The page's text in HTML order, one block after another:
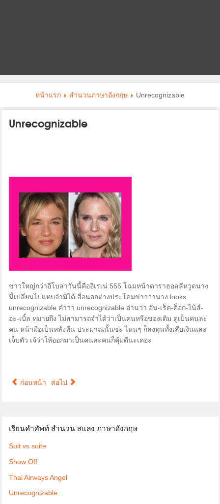
หน้าแรก สำนวนภาษาอังกฤษ Unrecognizable
Unrecognizable
ข่าวใหญ่กว่าอีโบล่าวันนี้คืออีเรเน่ 555 โฉมหน้าดาราฮอลลีหวูดนาง
นี้เปลี่ยนไปแทบจำมิได้ สื่อนอกต่างประโคมข่าวว่านาง looks
unrecognizable คำว่า unrecognizable อ่านว่า อัน-เร็ค-ค็อก-ไน้ส์-
อะ-เบิ้ล หมายถึง ไม่สามารถจำได้ว่าเป็นคนหรือของเดิม ดูเป็นคนละ
คน หน้ามือเป็นหลังทีน ประมาณนั้นข่ะ ไหนๆ ก็ลงทุนทั้งเสียเงินและ
เจ็บตัว เจ้ว่าให้ออกมาเป็นคนละคนก็คุ้มดีนะเคอะ
ก่อนหน้า ต่อไป
เรียนคำศัพท์ สำนวน สแลง ภาษาอังกฤษ
Suit vs suite
Show Off
Thai Airways Angel
Unrecognizable